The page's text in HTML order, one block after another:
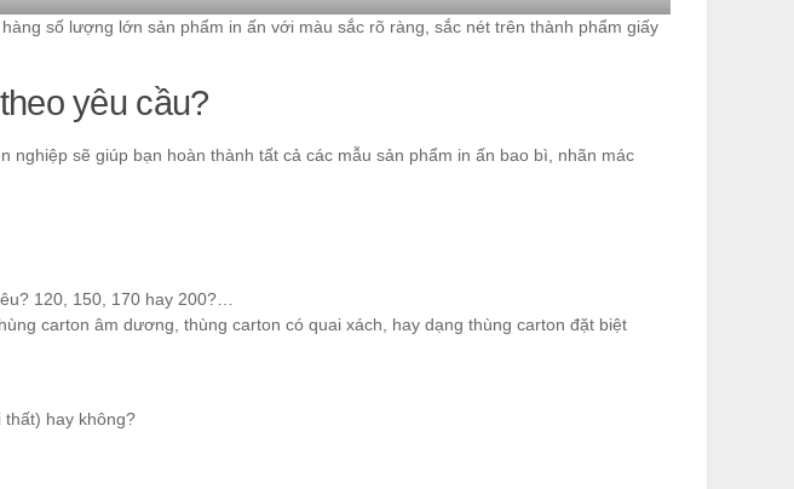
số lượng lớn sản phẩm in ấn với màu sắc rõ ràng, sắc nét trên thành phẩm giấy
yêu cầu?
sẽ giúp bạn hoàn thành tất cả các mẫu sản phẩm in ấn bao bì, nhãn mác
120, 150, 170 hay 200?…
carton âm dương, thùng carton có quai xách, hay dạng thùng carton đặt biệt
thất) hay không?